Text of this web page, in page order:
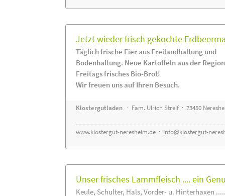
Jetzt wieder frisch gekochte
Täglich frische Eier aus Freilandhaltung und
Bodenhaltung. Neue Kartoffeln aus der
Freitags frisches Bio-Brot!
Wir freuen uns auf Ihren Besuch.
Klostergutladen · Fam. Ulrich Streif · 73450
www.klostergut-neresheim.de · info@klostergut-
Unser frisches Lammfleisch .... ein
Keule, Schulter, Hals, Vorder- u. Hinterhaxen